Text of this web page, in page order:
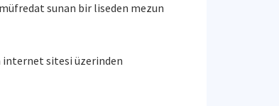
sunan bir liseden mezun
internet sitesi üzerinden